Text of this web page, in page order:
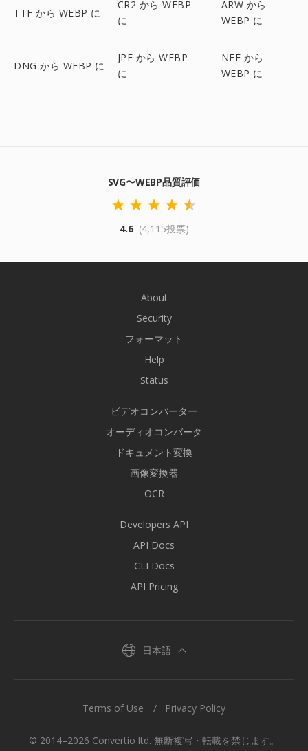
TTF から WEBP に
CR2 から WEBP
に
ARW から
WEBP に
DNG から WEBP に
JPE から WEBP
に
NEF から
WEBP に
SVG〜WEBP品質評価
4.6 (4,115投票)
About
Security
フォーマット
Help
Status
ビデオコンバーター
オーディオコンバータ
ドキュメント変換
画像変換器
OCR
Developers API
API Docs
CLI Docs
API Pricing
日本語
© 2014–2026 Convertio ltd. 無断複写・転載を禁じます。
Terms of Use Privacy Policy